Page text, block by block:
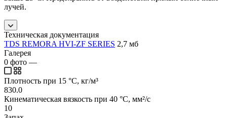
лучей.
Техническая документация
TDS REMORA HVI-ZF SERIES 2,7 мб
Галерея
0 фото —
Плотность при 15 °C, кг/м³
830.0
Кинематическая вязкость при 40 °C, мм²/с
10